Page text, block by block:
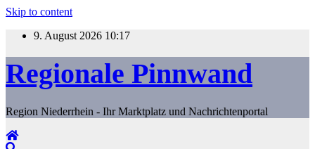
Skip to content
9. August 2026 10:17
Regionale Pinnwand
Region Niederrhein - Ihr Marktplatz und Nachrichtenportal